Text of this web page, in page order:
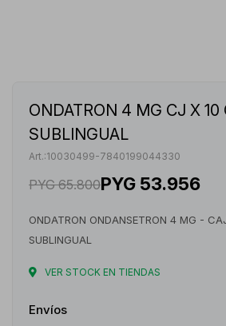
ONDATRON 4 MG CJ X 10
SUBLINGUAL
10030499-7840199044330
PYG 65.800PYG 53.956
ONDATRON ONDANSETRON 4 MG -
SUBLINGUAL
VER STOCK EN TIENDAS
Envíos